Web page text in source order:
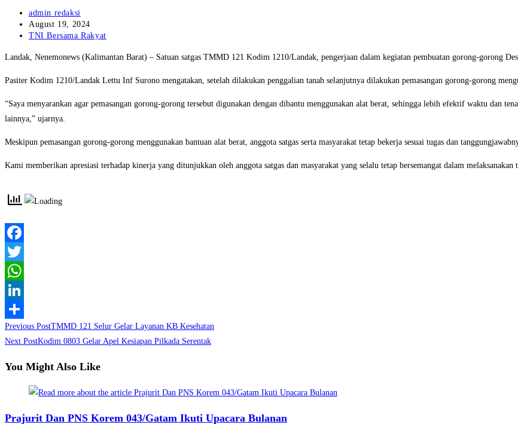
Post
author:
admin redaksi
Post
published:
August 19, 2024
Post
TNI Bersama Rakyat
Landak, Nenemonews (Kalimantan Barat) – Satuan satgas TMMD 121 Kodim 1210/Landak, pengerjaan dalam kegiatan pembuatan gorong-gorong
Pasiter Kodim 1210/Landak Lettu Inf Surono mengatakan, setelah dilakukan penggalian tanah selanjutnya dilakukan pemasangan gorong-gorong
“Saya menyarankan agar pemasangan gorong-gorong tersebut digunakan dengan dibantu menggunakan alat berat, sehingga lebih efektif waktu dan
lainnya,” ujarnya.
Meskipun pemasangan gorong-gorong menggunakan bantuan alat berat, anggota satgas serta masyarakat tetap bekerja sesuai tugas dan
Kami memberikan apresiasi terhadap kinerja yang ditunjukkan oleh anggota satgas dan masyarakat yang selalu tetap bersemangat dalam
Facebook
Twitter
WhatsApp
LinkedIn
Share
Read
more
articles
Previous PostTMMD 121 Selur Gelar Layanan KB Kesehatan
Next PostKodim 0803 Gelar Apel Kesiapan Pilkada Serentak
You Might Also Like
Prajurit Dan PNS Korem 043/Gatam Ikuti Upacara Bulanan